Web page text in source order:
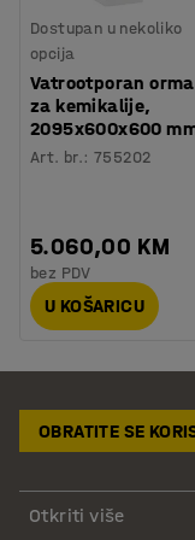
Dostupan u nekoliko
opcija
Vatrootporan
za kemikalije,
2095x600x600
Art. br.:755202
5.060,00 KM
bez PDV
U KOŠARICU
OBRATITE SE
Otkriti više